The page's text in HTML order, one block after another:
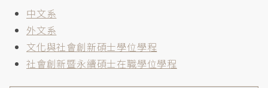
中文系
外文系
文化與社會創新碩士學位學程
社會創新暨永續碩士在職學位學程